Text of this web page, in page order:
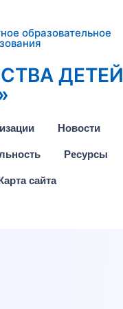
образовательное
ДЕТЕЙ
Новости
Ресурсы
сайта